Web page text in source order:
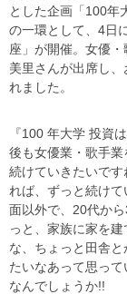
とした企画「100年
の一環として、4日
座」が開催。女優
美里さんが出席し
れました。
『100 年大学 投資
後も女優業・歌手業
続けていきたいで
れば、ずっと続け
面以外で、20代か
っと、家族に家を
な、ちょっと田舎
たいなあって思っ
なんでしょうか!!